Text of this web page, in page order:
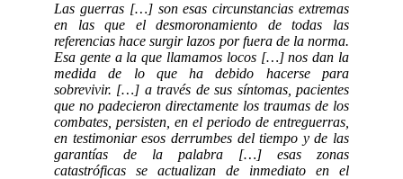
Las guerras […] son esas circunstancias extremas
en las que el desmoronamiento de todas las
referencias hace surgir lazos por fuera de la norma.
Esa gente a la que llamamos locos […] nos dan la
medida de lo que ha debido hacerse para
sobrevivir. […] a través de sus síntomas, pacientes
que no padecieron directamente los traumas de los
combates, persisten, en el periodo de entreguerras,
en testimoniar esos derrumbes del tiempo y de las
garantías de la palabra […] esas zonas
catastróficas se actualizan de inmediato en el